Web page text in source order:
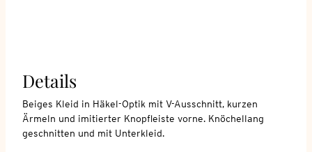
Details
Beiges Kleid in Häkel-Optik mit V-Ausschnitt, kurzen
Ärmeln und imitierter Knopfleiste vorne. Knöchellang
geschnitten und mit Unterkleid.